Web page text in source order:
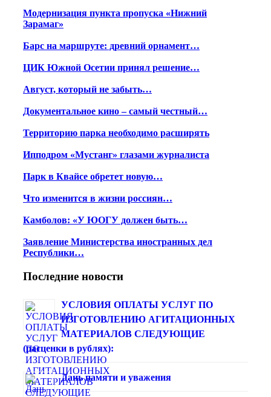
Модернизация пункта пропуска «Нижний
Зарамаг»
Барс на маршруте: древний орнамент…
ЦИК Южной Осетии принял решение…
Август, который не забыть…
Документальное кино – самый честный…
Территорию парка необходимо расширять
Ипподром «Мустанг» глазами журналиста
Парк в Квайсе обретет новую…
Что изменится в жизни россиян…
Камболов: «У ЮОГУ должен быть…
Заявление Министерства иностранных дел
Республики…
Последние новости
УСЛОВИЯ ОПЛАТЫ УСЛУГ ПО
ИЗГОТОВЛЕНИЮ АГИТАЦИОННЫХ
МАТЕРИАЛОВ СЛЕДУЮЩИЕ
(расценки в рублях):
Дань памяти и уважения